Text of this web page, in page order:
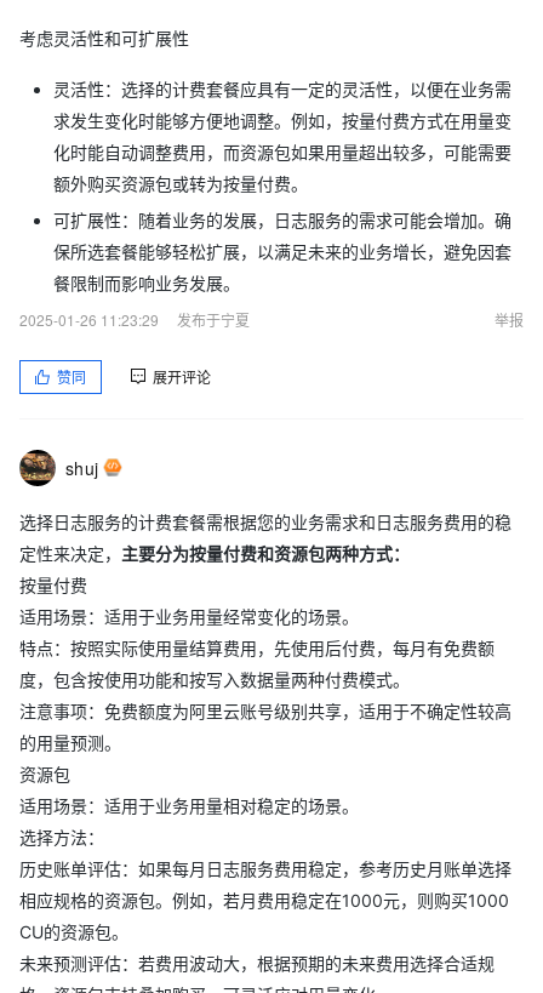
考虑灵活性和可扩展性
灵活性：选择的计费套餐应具有一定的灵活性，以便在业务需
求发生变化时能够方便地调整。例如，按量付费方式在用量变
化时能自动调整费用，而资源包如果用量超出较多，可能需要
额外购买资源包或转为按量付费。
可扩展性：随着业务的发展，日志服务的需求可能会增加。确
保所选套餐能够轻松扩展，以满足未来的业务增长，避免因套
餐限制而影响业务发展。
2025-01-26 11:23:29
发布于宁夏 举报
赞同 展开评论
shuj
选择日志服务的计费套餐需根据您的业务需求和日志服务费用的稳
定性来决定， 主要分为按量付费和资源包两种方式：
按量付费
适用场景：适用于业务用量经常变化的场景。
特点：按照实际使用量结算费用，先使用后付费，每月有免费额
度，包含按使用功能和按写入数据量两种付费模式。
注意事项：免费额度为阿里云账号级别共享，适用于不确定性较高
的用量预测。
资源包
适用场景：适用于业务用量相对稳定的场景。
选择方法：
历史账单评估：如果每月日志服务费用稳定，参考历史月账单选择
相应规格的资源包。例如，若月费用稳定在1000元，则购买1000
CU的资源包。
未来预测评估：若费用波动大，根据预期的未来费用选择合适规